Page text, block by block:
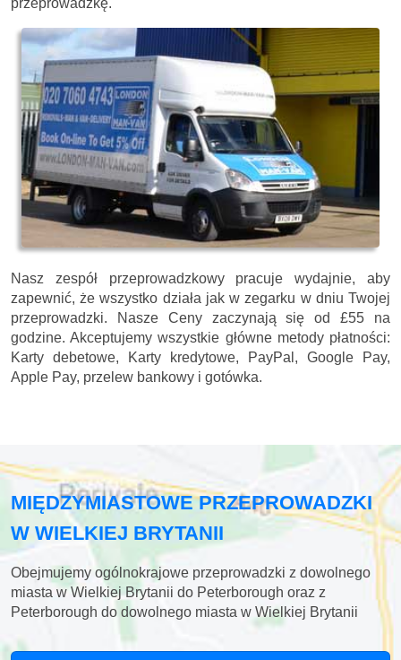
Nasz zespół przeprowadzkowy pracuje wydajnie, aby
zapewnić, że wszystko działa jak w zegarku w dniu Twojej
przeprowadzki. Nasze Ceny zaczynają się od £55 na
godzine. Akceptujemy wszystkie główne metody płatności:
Karty debetowe, Karty kredytowe, PayPal, Google Pay,
Apple Pay, przelew bankowy i gotówka.
MIĘDZYMIASTOWE PRZEPROWADZKI
W WIELKIEJ BRYTANII
Obejmujemy ogólnokrajowe przeprowadzki z dowolnego
miasta w Wielkiej Brytanii do Peterborough oraz z
Peterborough do dowolnego miasta w Wielkiej Brytanii